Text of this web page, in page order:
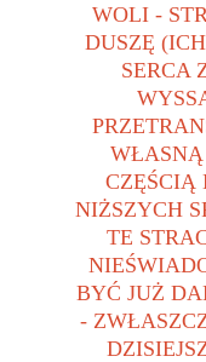
WOLI -
DUSZĘ
SERCA
WŁASNĄ
CZĘŚCIĄ
NIŻSZYCH
TE
BYĆ JUŻ
-